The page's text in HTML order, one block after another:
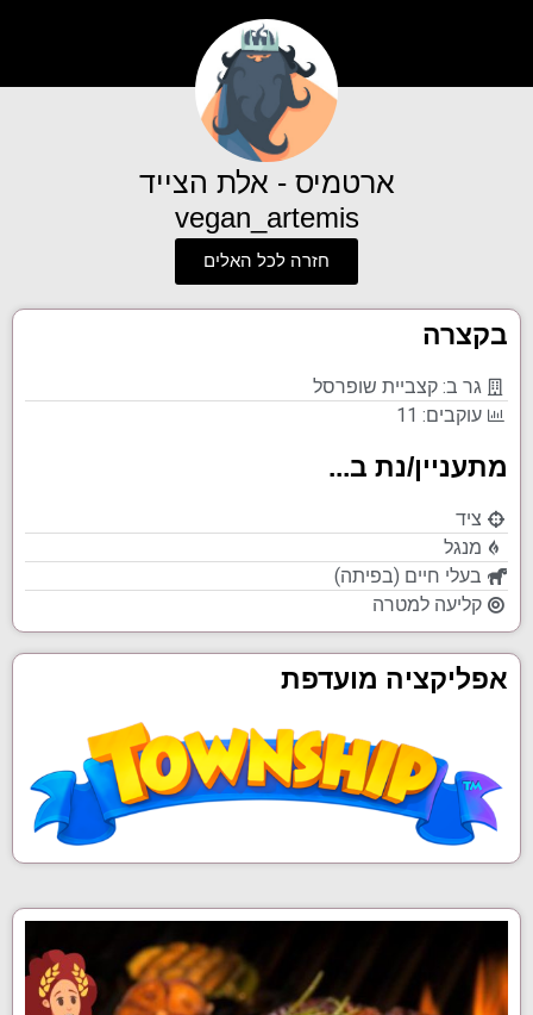
ארטמיס - אלת הצייד
vegan_artemis
חזרה לכל האלים
בקצרה
גר ב: קצביית שופרסל
עוקבים: 11
מתעניין/נת ב...
ציד
מנגל
בעלי חיים (בפיתה)
קליעה למטרה
אפליקציה מועדפת